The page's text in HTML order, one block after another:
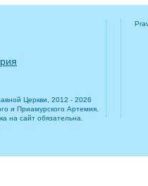
Церкви, 2012 - 2026
и Приамурского Артемия.
на сайт обязательна.